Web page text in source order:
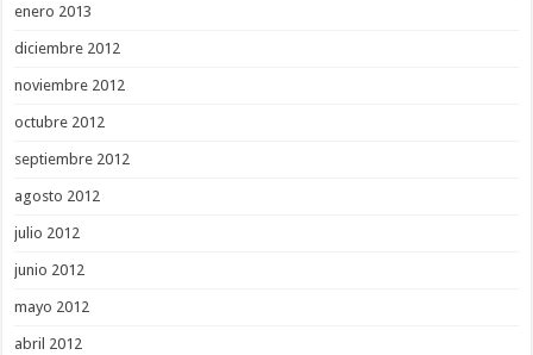
enero 2013
diciembre 2012
noviembre 2012
octubre 2012
septiembre 2012
agosto 2012
julio 2012
junio 2012
mayo 2012
abril 2012